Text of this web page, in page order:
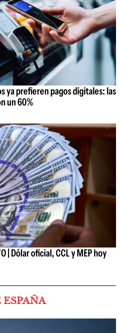
ya prefieren pagos digitales: las
un 60%
| Dólar oficial, CCL y MEP hoy